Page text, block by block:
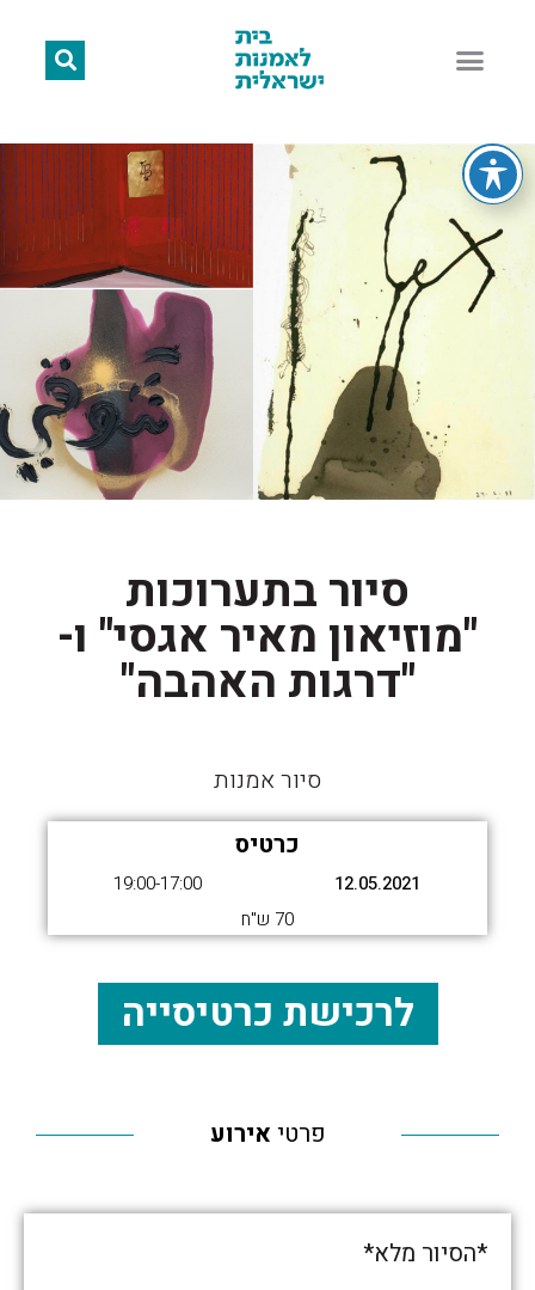
סיור בתערוכות
"מוזיאון מאיר אגסי" ו-
"דרגות האהבה"
סיור אמנות
כרטיס
12.05.2021
19:00-17:00
70 ש"ח
לרכישת כרטיסייה
פרטי אירוע
*הסיור מלא*